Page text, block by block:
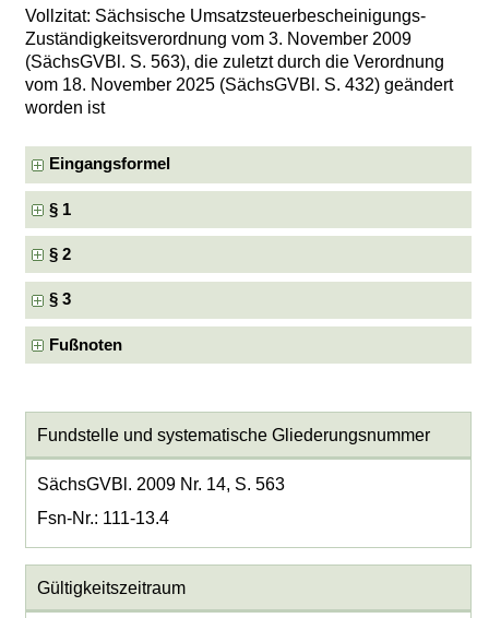
Vollzitat: Sächsische Umsatzsteuerbescheinigungs-
Zuständigkeitsverordnung vom 3. November 2009
(SächsGVBl. S. 563), die zuletzt durch die Verordnung
vom 18. November 2025 (SächsGVBl. S. 432) geändert
worden ist
Eingangsformel
§ 1
§ 2
§ 3
Fußnoten
Fundstelle und systematische Gliederungsnummer
SächsGVBl. 2009 Nr. 14, S. 563
Fsn-Nr.: 111-13.4
Gültigkeitszeitraum